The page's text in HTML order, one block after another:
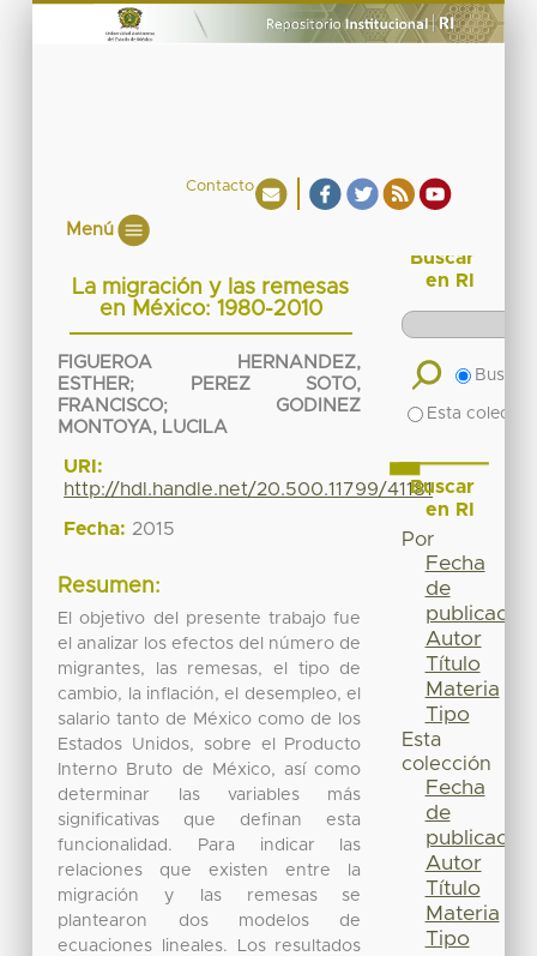
Contacto
Menú
La migración y las remesas
en México: 1980-2010
FIGUEROA HERNANDEZ,
ESTHER;
PEREZ SOTO,
FRANCISCO; GODINEZ
MONTOYA, LUCILA
URI:
http://hdl.handle.net/20.500.11799/41181
Fecha: 2015
Resumen:
El objetivo del presente trabajo fue
el analizar los efectos del número de
migrantes, las remesas, el tipo de
cambio, la inflación, el desempleo, el
salario tanto de México como de los
Estados Unidos, sobre el Producto
Interno Bruto de México, así como
determinar las variables más
significativas que definan esta
funcionalidad. Para indicar las
relaciones que existen entre la
migración y las remesas se
plantearon dos modelos de
ecuaciones lineales. Los resultados
Buscar
en RI
Buscar
Esta
Buscar
en RI
Por
Fecha
de
publicación
Autor
Título
Materia
Tipo
Esta
colección
Fecha
de
publicación
Autor
Título
Materia
Tipo